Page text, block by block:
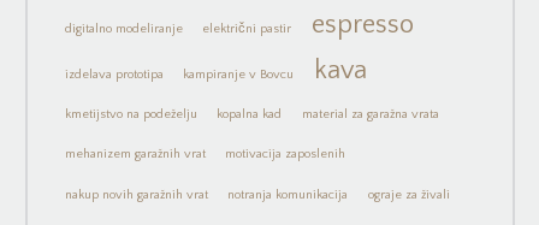
digitalno modeliranje električni pastir espresso
izdelava prototipa kampiranje v Bovcu kava
kmetijstvo na podeželju kopalna kad material za garažna vrata
mehanizem garažnih vrat motivacija zaposlenih
nakup novih garažnih vrat notranja komunikacija ograje za živali